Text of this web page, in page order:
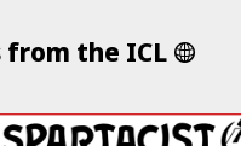
from the ICL